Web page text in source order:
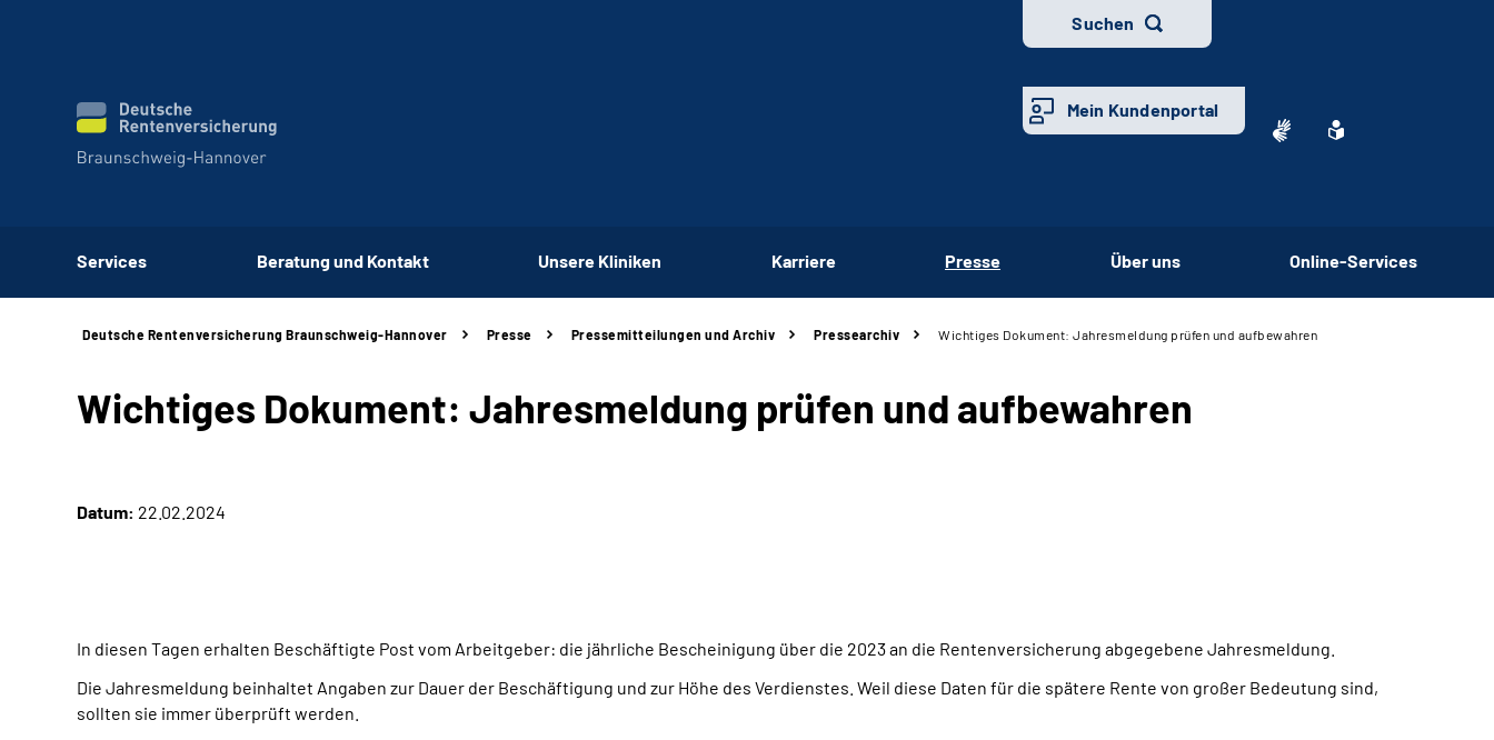
Suchen
Mein Kundenportal
Services Beratung und Kontakt Unsere Kliniken Karriere Presse Über uns Online-Services
Deutsche Rentenversicherung Braunschweig-Hannover Presse Pressemitteilungen und Archiv Pressearchiv Wichtiges Dokument: Jahresmeldung prüfen und aufbewahren
Wichtiges Dokument: Jahresmeldung prüfen und aufbewahren
Datum: 22.02.2024
In diesen Tagen erhalten Beschäftigte Post vom Arbeitgeber: die jährliche Bescheinigung über die 2023 an die Rentenversicherung abgegebene Jahresmeldung.
Die Jahresmeldung beinhaltet Angaben zur Dauer der Beschäftigung und zur Höhe des Verdienstes. Weil diese Daten für die spätere Rente von großer Bedeutung sind,
sollten sie immer überprüft werden.